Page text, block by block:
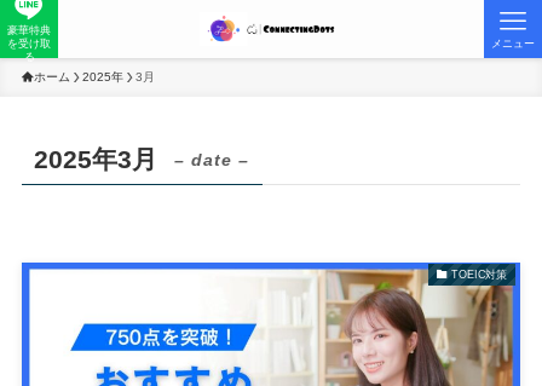
豪華特典
を受け取
る
メニュー
ホーム 2025年 3月
2025年3月 – date –
TOEIC対策